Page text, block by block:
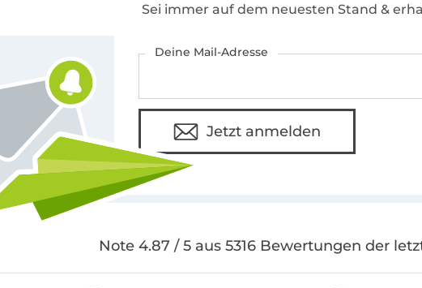
Sei immer auf dem neuesten Stand &
Deine Mail-Adresse
Jetzt anmelden
Note 4.87 / 5 aus 5316 Bewertungen der